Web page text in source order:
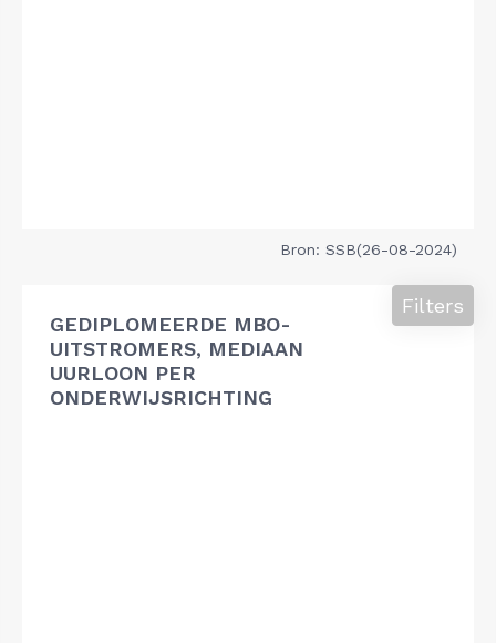
Bron: SSB(26-08-2024)
GEDIPLOMEERDE MBO-
UITSTROMERS, MEDIAAN
UURLOON PER
ONDERWIJSRICHTING
Filters